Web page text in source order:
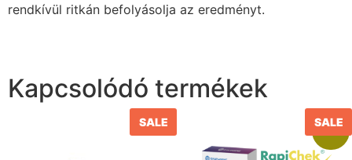
rendkívül ritkán befolyásolja az eredményt.
Kapcsolódó termékek
SALE
Akció!
SALE